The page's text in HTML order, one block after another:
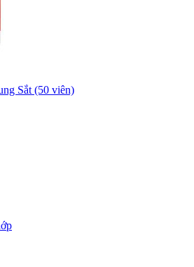
Sắt (50 viên)